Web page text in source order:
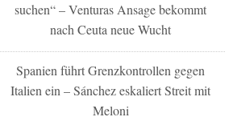
suchen“ – Venturas Ansage bekommt
nach Ceuta neue Wucht
Spanien führt Grenzkontrollen gegen
Italien ein – Sánchez eskaliert Streit mit
Meloni